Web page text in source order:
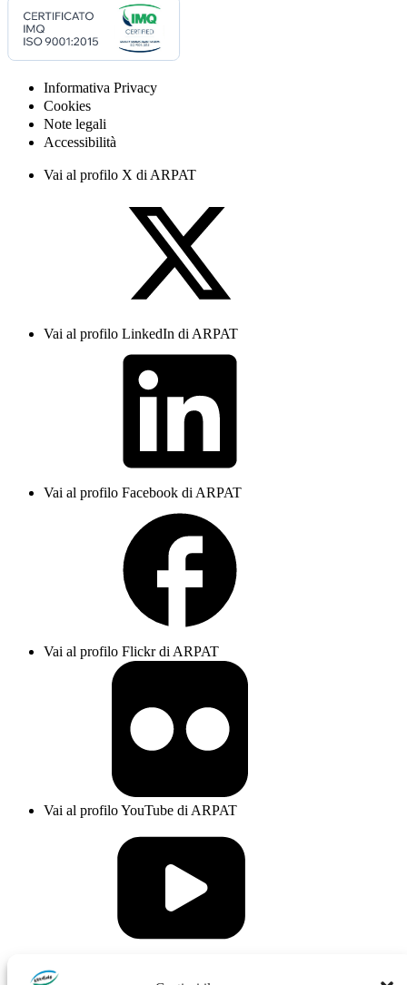
Informativa Privacy
Cookies
Note legali
Accessibilità
Vai al profilo X di ARPAT
Vai al profilo LinkedIn di ARPAT
Vai al profilo Facebook di ARPAT
Vai al profilo Flickr di ARPAT
Vai al profilo YouTube di ARPAT
Vai al profilo Issuu di ARPAT